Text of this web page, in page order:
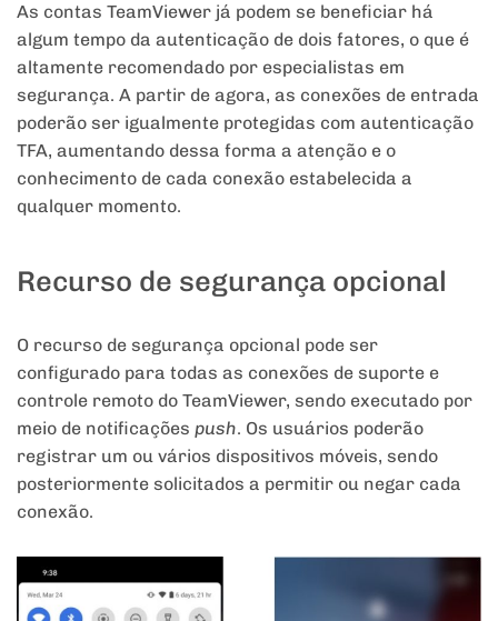
As contas TeamViewer já podem se beneficiar há
algum tempo da autenticação de dois fatores, o que é
altamente recomendado por especialistas em
segurança. A partir de agora, as conexões de entrada
poderão ser igualmente protegidas com autenticação
TFA, aumentando dessa forma a atenção e o
conhecimento de cada conexão estabelecida a
qualquer momento.
Recurso de segurança opcional
O recurso de segurança opcional pode ser
configurado para todas as conexões de suporte e
controle remoto do TeamViewer, sendo executado por
meio de notificações push. Os usuários poderão
registrar um ou vários dispositivos móveis, sendo
posteriormente solicitados a permitir ou negar cada
conexão.